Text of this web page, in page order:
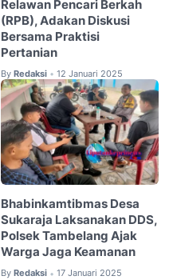
Relawan Pencari Berkah
(RPB), Adakan Diskusi
Bersama Praktisi
Pertanian
By Redaksi • 12 Januari 2025
Bhabinkamtibmas Desa
Sukaraja Laksanakan DDS,
Polsek Tambelang Ajak
Warga Jaga Keamanan
By Redaksi • 17 Januari 2025